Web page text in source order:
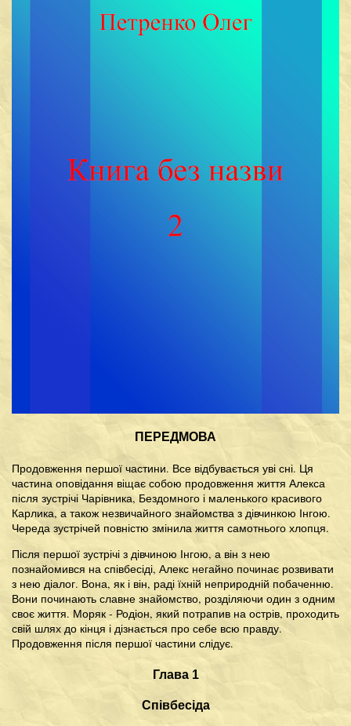
ПЕРЕДМОВА
Продовження першої частини. Все відбувається уві сні. Ця
частина оповідання віщає собою продовження життя Алекса
після зустрічі Чарівника, Бездомного і маленького красивого
Карлика, а також незвичайного знайомства з дівчинкою Інгою.
Череда зустрічей повністю змінила життя самотнього хлопця.
Після першої зустрічі з дівчиною Інгою, а він з нею
познайомився на співбесіді, Алекс негайно починає розвивати
з нею діалог. Вона, як і він, раді їхній неприродній побаченню.
Вони починають славне знайомство, розділяючи один з одним
своє життя. Моряк - Родіон, який потрапив на острів, проходить
свій шлях до кінця і дізнається про себе всю правду.
Продовження після першої частини слідує.
Глава 1
Співбесіда